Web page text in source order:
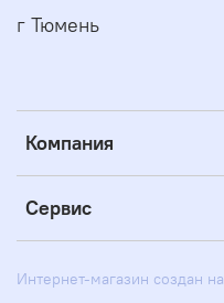
Компания
Сервис
г Тюмень
Интернет-магазин создан